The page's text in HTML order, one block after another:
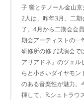
子 響とテノール金山京
2人は、昨年3月、二
了。4月から二期会会
期会アーティストの一
研修所の修了試演会で
アリアドネ』のツェル
らと小さいダイヤモ
のある音楽性が魅力。
揮して、R.シュトラウ